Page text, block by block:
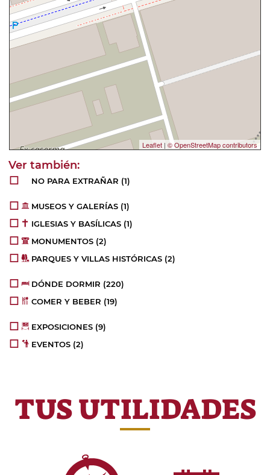
Leaflet | © OpenStreetMap contributors
NO PARA EXTRAÑAR (1)
MUSEOS Y GALERÍAS (1)
IGLESIAS Y BASÍLICAS (1)
MONUMENTOS (2)
PARQUES Y VILLAS HISTÓRICAS (2)
DÓNDE DORMIR (220)
COMER Y BEBER (19)
EXPOSICIONES (9)
EVENTOS (2)
TUS UTILIDADES